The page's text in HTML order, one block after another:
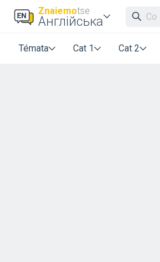
Znaiemotse
Англійська
Témata Cat 1 Cat 2